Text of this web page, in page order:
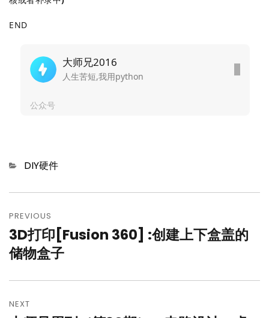
END
大师兄2016
人生苦短,我用python
公众号
Categories
DIY硬件
章
导
航
PREVIOUS
Previous
post:
3D打印[Fusion 360] :创建上下盒盖的
储物盒子
NEXT